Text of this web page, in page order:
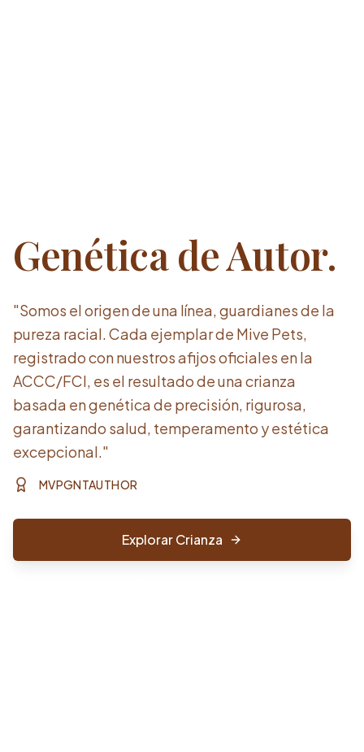
Genética de Autor.
"Somos el origen de una línea, guardianes de la
pureza racial. Cada ejemplar de Mive Pets,
registrado con nuestros afijos oficiales en la
ACCC/FCI, es el resultado de una crianza
basada en genética de precisión, rigurosa,
garantizando salud, temperamento y estética
excepcional."
MVPGNTAUTHOR
Explorar Crianza